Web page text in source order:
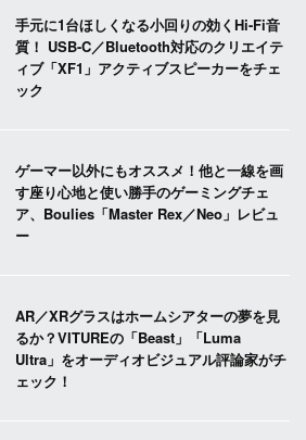
手元に1台ほしくなる小回りの効くHi-Fi音
質！ USB-C／Bluetooth対応のクリエイテ
ィブ「XF1」アクティブスピーカーをチェ
ック
ゲーマー以外にもオススメ！他と一線を画
す座り心地と使い勝手のゲーミングチェ
ア、Boulies「Master Rex／Neo」レビュ
ー
AR／XRグラスはホームシアターの夢を見
るか？VITUREの「Beast」「Luma
Ultra」をオーディオビジュアル評論家がチ
ェック！